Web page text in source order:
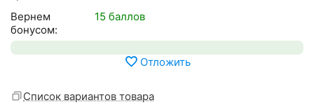
Вернем
бонусом:
15 баллов
Отложить
Список вариантов товара